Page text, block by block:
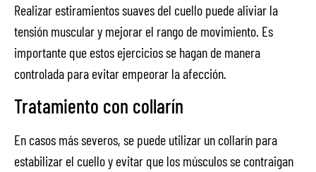
Realizar estiramientos suaves del cuello puede aliviar la
tensión muscular y mejorar el rango de movimiento. Es
importante que estos ejercicios se hagan de manera
controlada para evitar empeorar la afección.
Tratamiento con collarín
En casos más severos, se puede utilizar un collarín para
estabilizar el cuello y evitar que los músculos se contraigan